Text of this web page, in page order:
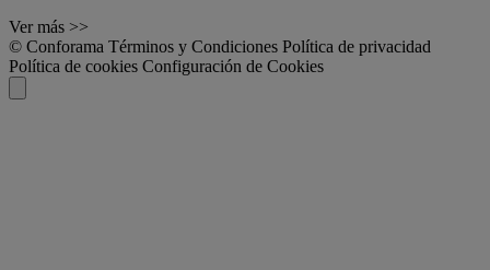
Ver más >>
© Conforama Términos y Condiciones Política de privacidad
Política de cookies Configuración de Cookies